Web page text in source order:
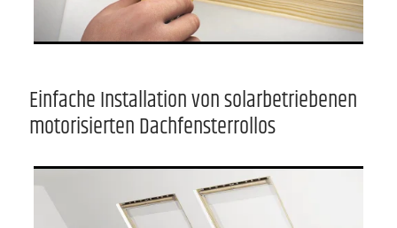
Einfache Installation von solarbetriebenen
motorisierten Dachfensterrollos